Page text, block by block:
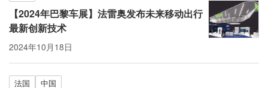
【2024年巴黎车展】法雷奥发布未来移动出行
最新创新技术
2024年10月18日
法国 中国